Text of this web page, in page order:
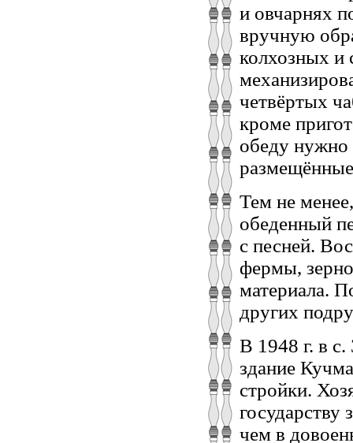
и овчарнях
вручную
колхозных и
четвёртых
кроме
обеду нужно
Тем не
обеденный
с песней.
фермы,
материала.
других
В 1948 г. в с.
здание
стройки.
государству
чем в